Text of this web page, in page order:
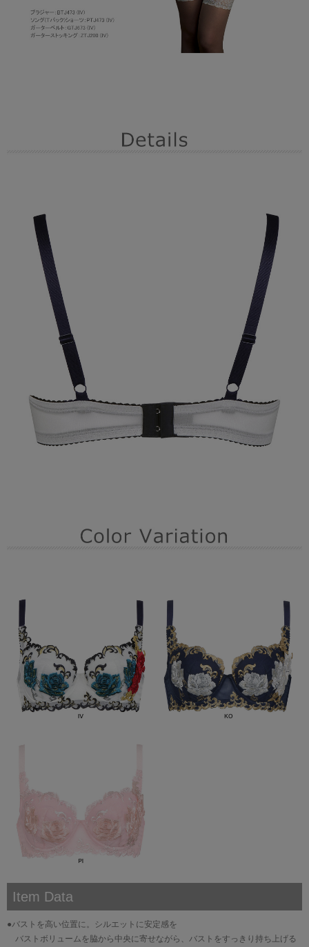
Item Data
●バストを高い位置に。シルエットに安定感を
バストボリュームを脇から中央に寄せながら、バストをすっきり持ち上げる